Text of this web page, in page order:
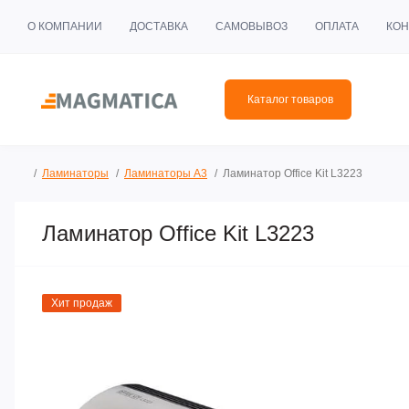
О КОМПАНИИ ДОСТАВКА САМОВЫВОЗ ОПЛАТА
Каталог товаров
Ламинаторы Ламинаторы А3 Ламинатор Office Kit L3223
Ламинатор Office Kit L3223
Хит продаж